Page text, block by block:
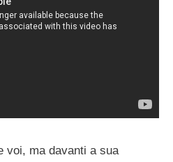
voi, ma davanti a sua